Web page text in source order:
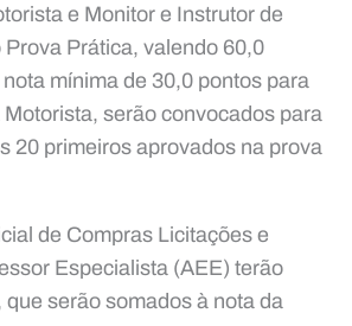
e Monitor e Instrutor de
Prática, valendo 60,0
mínima de 30,0 pontos para
serão convocados para
20 primeiros aprovados na prova
de Compras Licitações e
Especialista (AEE) terão
serão somados à nota da